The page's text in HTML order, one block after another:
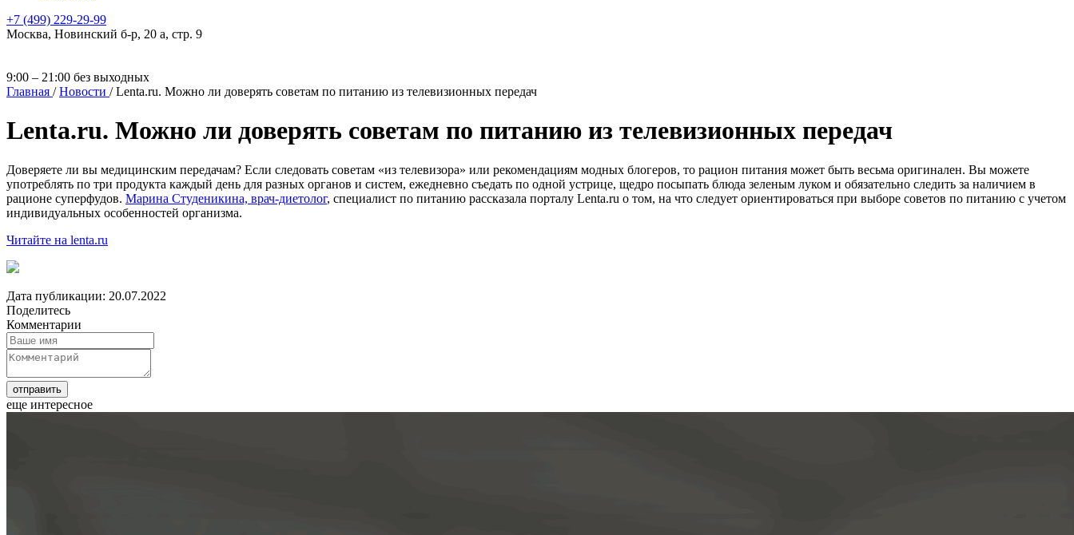
+7 (499) 229-29-99
Москва, Новинский б-р, 20 а, стр. 9
9:00 – 21:00 без выходных
Главная /Новости /Lenta.ru. Можно ли доверять советам по питанию из телевизионных передач
Lenta.ru. Можно ли доверять советам по питанию из телевизионных передач
Доверяете ли вы медицинским передачам? Если следовать советам «из телевизора» или рекомендациям модных блогеров, то рацион питания может быть весьма оригинален. Вы можете
употреблять по три продукта каждый день для разных органов и систем, ежедневно съедать по одной устрице, щедро посыпать блюда зеленым луком и обязательно следить за наличием в
рационе суперфудов. Марина Студеникина, врач-диетолог, специалист по питанию рассказала порталу Lenta.ru о том, на что следует ориентироваться при выборе советов по питанию с учетом
индивидуальных особенностей организма.
Читайте на lenta.ru
Дата публикации: 20.07.2022
Поделитесь
Комментарии
еще интересное